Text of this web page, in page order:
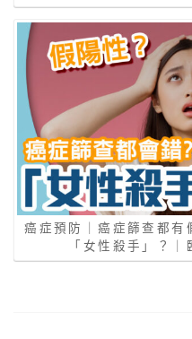
癌症預防｜癌症篩查都有
「女性殺手」？